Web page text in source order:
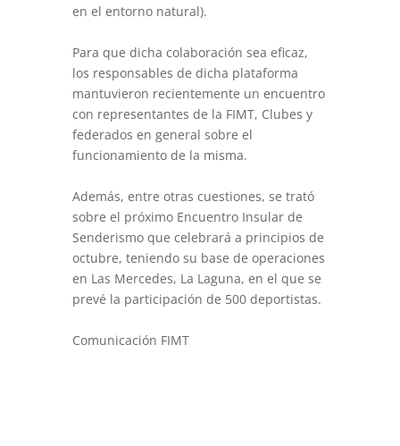
en el entorno natural).
Para que dicha colaboración sea eficaz,
los responsables de dicha plataforma
mantuvieron recientemente un encuentro
con representantes de la FIMT, Clubes y
federados en general sobre el
funcionamiento de la misma.
Además, entre otras cuestiones, se trató
sobre el próximo Encuentro Insular de
Senderismo que celebrará a principios de
octubre, teniendo su base de operaciones
en Las Mercedes, La Laguna, en el que se
prevé la participación de 500 deportistas.
Comunicación FIMT